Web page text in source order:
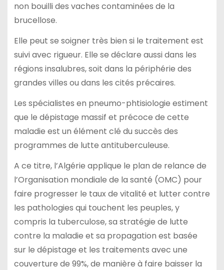
non bouilli des vaches contaminées de la
brucellose.
Elle peut se soigner très bien si le traitement est
suivi avec rigueur. Elle se déclare aussi dans les
régions insalubres, soit dans la périphérie des
grandes villes ou dans les cités précaires.
Les spécialistes en pneumo-phtisiologie estiment
que le dépistage massif et précoce de cette
maladie est un élément clé du succès des
programmes de lutte antituberculeuse.
A ce titre, l’Algérie applique le plan de relance de
l’Organisation mondiale de la santé (OMC) pour
faire progresser le taux de vitalité et lutter contre
les pathologies qui touchent les peuples, y
compris la tuberculose, sa stratégie de lutte
contre la maladie et sa propagation est basée
sur le dépistage et les traitements avec une
couverture de 99%, de manière à faire baisser la